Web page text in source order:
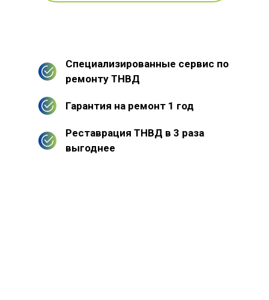
Специализированные сервис по
ремонту ТНВД
Гарантия на ремонт 1 год
Реставрация ТНВД в 3 раза
выгоднее